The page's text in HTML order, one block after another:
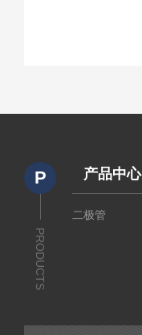
P
PRODUCTS
产品中心
二极管